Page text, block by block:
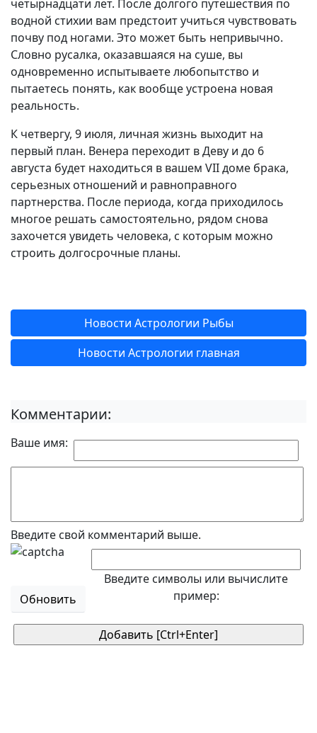
четырнадцати лет. После долгого путешествия по
водной стихии вам предстоит учиться чувствовать
почву под ногами. Это может быть непривычно.
Словно русалка, оказавшаяся на суше, вы
одновременно испытываете любопытство и
пытаетесь понять, как вообще устроена новая
реальность.
К четвергу, 9 июля, личная жизнь выходит на
первый план. Венера переходит в Деву и до 6
августа будет находиться в вашем VII доме брака,
серьезных отношений и равноправного
партнерства. После периода, когда приходилось
многое решать самостоятельно, рядом снова
захочется увидеть человека, с которым можно
строить долгосрочные планы.
Новости Астрологии Рыбы
Новости Астрологии главная
Комментарии:
Ваше имя:
Введите свой комментарий выше.
Обновить
Введите символы или вычислите
пример: